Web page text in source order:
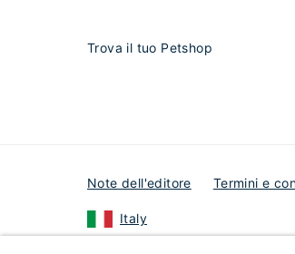
Trova il tuo Petshop
Note dell'editore Termini e
Italy